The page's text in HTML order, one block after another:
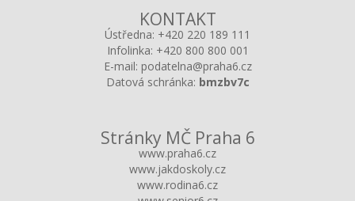
KONTAKT
Ústředna: +420 220 189 111
Infolinka: +420 800 800 001
E-mail: podatelna@praha6.cz
Datová schránka: bmzbv7c
Stránky MČ Praha 6
www.praha6.cz
www.jakdoskoly.cz
www.rodina6.cz